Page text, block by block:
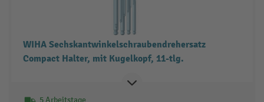
WIHA Sechskantwinkelschraubendrehersatz
Compact Halter, mit Kugelkopf, 11-tlg.